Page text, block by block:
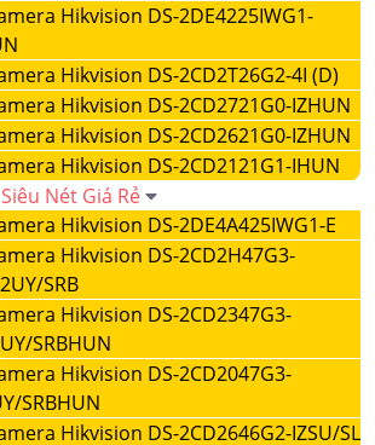
Hikvision DS-2DE4225IWG1-
Hikvision DS-2CD2T26G2-4I (D)
Hikvision DS-2CD2721G0-IZHUN
Hikvision DS-2CD2621G0-IZHUN
Hikvision DS-2CD2121G1-IHUN
Nét Giá Rẻ
Hikvision DS-2DE4A425IWG1-E
Hikvision DS-2CD2H47G3-
SRB
Hikvision DS-2CD2347G3-
SRBHUN
Hikvision DS-2CD2047G3-
SRBHUN
Hikvision DS-2CD2646G2-IZSU/SL